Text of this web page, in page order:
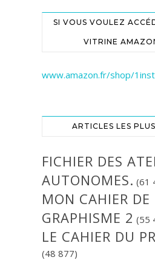
SI VOUS VOULEZ
VITRINE
www.amazon.fr/shop/
ARTICLES LES
FICHIER DES
AUTONOMES. (61
MON CAHIER DE
GRAPHISME 2 (55
LE CAHIER DU
(48 877)